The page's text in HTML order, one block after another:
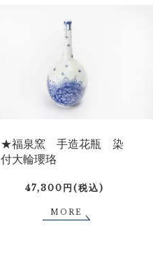
★福泉窯 手造花瓶 染
付大輪瓔珞
47,300円(税込)
MORE